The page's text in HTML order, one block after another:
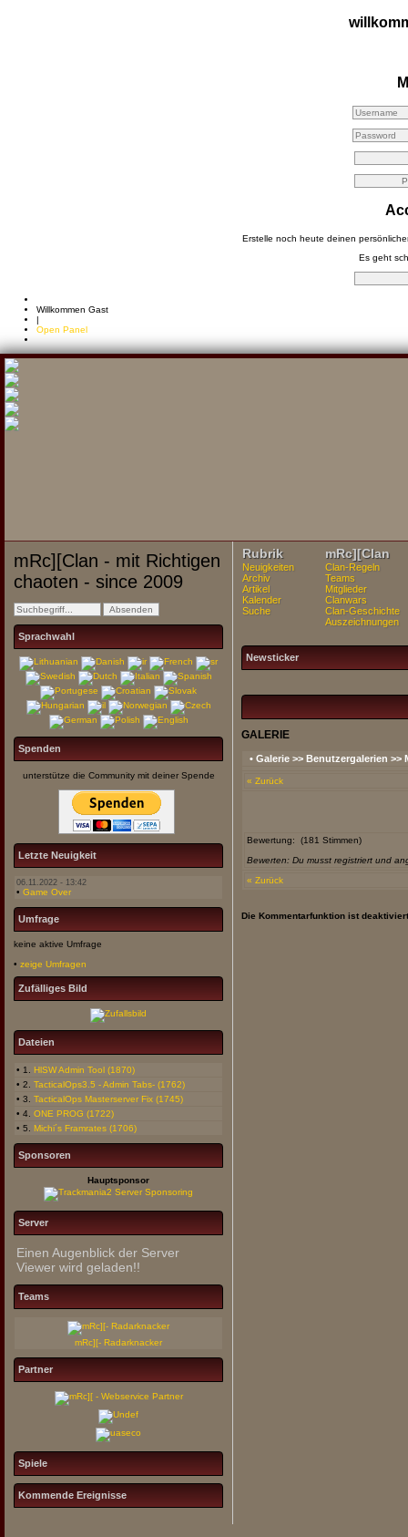
Erstelle noch heute deinen
Es geht
Willkommen Gast
|
Open Panel
mRc][Clan - mit Richtigen
chaoten - since 2009
Sprachwahl
Spenden
unterstütze die Community mit deiner Spende
Letzte Neuigkeit
06.11.2022 - 13:42
• Game Over
Umfrage
keine aktive Umfrage
• zeige Umfragen
Zufälliges Bild
Dateien
• 1. HlSW Admin Tool (1870)
• 2. TacticalOps3.5 - Admin Tabs- (1762)
• 3. TacticalOps Masterserver Fix (1745)
• 4. ONE PROG (1722)
• 5. Michi´s Framrates (1706)
Sponsoren
Hauptsponsor
Server
Einen Augenblick der Server
Viewer wird geladen!!
Teams
mRc][- Radarknacker
Partner
Spiele
Kommende Ereignisse
Rubrik mRc][Clan
Neuigkeiten
Archiv
Artikel
Kalender
Suche
Clan-Regeln
Teams
Mitglieder
Clanwars
Clan-Geschichte
Auszeichnungen
Newsticker
GALERIE
• Galerie >> Benutzergalerien >>
« Zurück
Bewertung:
(181 Stimmen)
Bewerten: Du musst registriert und
« Zurück
Die Kommentarfunktion ist